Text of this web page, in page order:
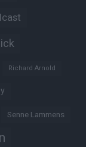
Richard Arnold
Senne Lammens